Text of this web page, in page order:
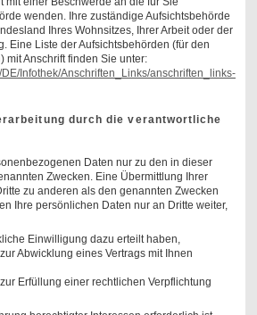
wenden. Ihre zuständige Aufsichtsbehörde
Ihres Wohnsitzes, Ihrer Arbeit oder der
Eine Liste der Aufsichtsbehörden (für den
mit Anschrift finden Sie unter:
Infothek/Anschriften_Links/anschriften_links-
durch die verantwortliche
Daten nur zu den in dieser
Zwecken. Eine Übermittlung Ihrer
zu anderen als den genannten Zwecken
Ihre persönlichen Daten nur an Dritte weiter,
Einwilligung dazu erteilt haben,
Abwicklung eines Vertrags mit Ihnen
Erfüllung einer rechtlichen Verpflichtung